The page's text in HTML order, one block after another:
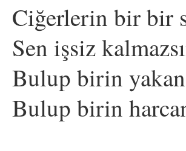
Ciğerlerin bir bir
Sen işsiz
Bulup birin
Bulup birin